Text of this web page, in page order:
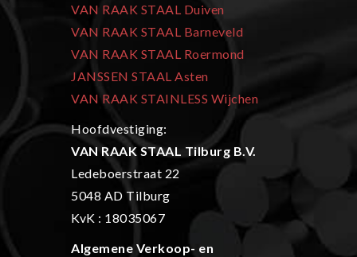
VAN RAAK STAAL Duiven
VAN RAAK STAAL Barneveld
VAN RAAK STAAL Roermond
JANSSEN STAAL Asten
VAN RAAK STAINLESS Wijchen
Hoofdvestiging:
VAN RAAK STAAL Tilburg B.V.
Ledeboerstraat 22
5048 AD Tilburg
KvK : 18035067
Algemene Verkoop- en